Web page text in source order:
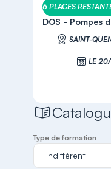
6 PLACES
DOS - Pompes
SAINT-
LE
Type de formation